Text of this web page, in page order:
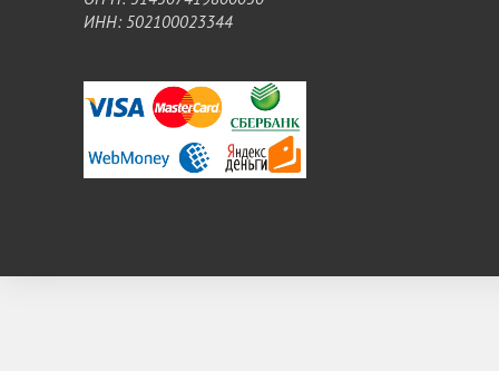
ИНН: 502100023344